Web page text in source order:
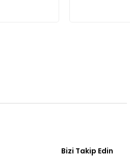
Bizi Takip Edin